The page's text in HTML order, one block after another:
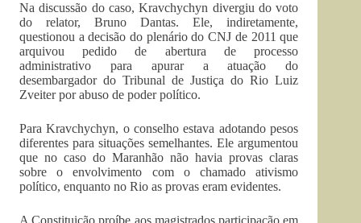
Na discussão do caso, Kravchychyn divergiu do voto
do relator, Bruno Dantas. Ele, indiretamente,
questionou a decisão do plenário do CNJ de 2011 que
arquivou pedido de abertura de processo
administrativo para apurar a atuação do
desembargador do Tribunal de Justiça do Rio Luiz
Zveiter por abuso de poder político.
Para Kravchychyn, o conselho estava adotando pesos
diferentes para situações semelhantes. Ele argumentou
que no caso do Maranhão não havia provas claras
sobre o envolvimento com o chamado ativismo
político, enquanto no Rio as provas eram evidentes.
A Constituição proíbe aos magistrados participação em